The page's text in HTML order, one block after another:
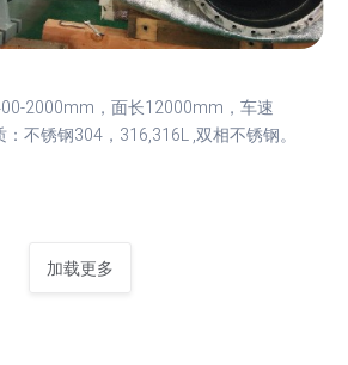
2000mm，面长12000mm，车速
不锈钢304，316,316L ,双相不锈钢。
加载更多